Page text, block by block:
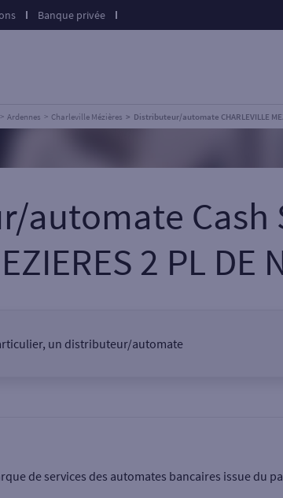
Banque privée
Ardennes Charleville Mézières Distributeur/automate CHARLEVILLE
Cash
2 PL DE
un distributeur/automate
de services des automates bancaires issue du